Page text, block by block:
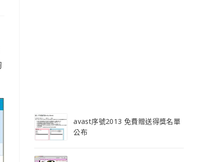
avast序號2013 免費贈送得獎名單
公布